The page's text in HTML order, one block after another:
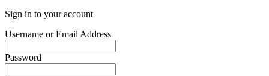
Sign in to your account
Username or Email Address
Password